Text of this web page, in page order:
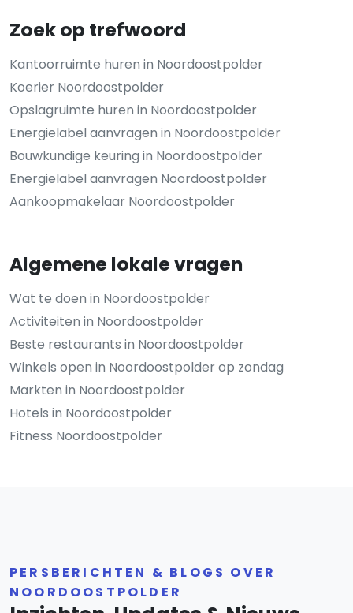
Zoek op trefwoord
Kantoorruimte huren in Noordoostpolder
Koerier Noordoostpolder
Opslagruimte huren in Noordoostpolder
Energielabel aanvragen in Noordoostpolder
Bouwkundige keuring in Noordoostpolder
Energielabel aanvragen Noordoostpolder
Aankoopmakelaar Noordoostpolder
Algemene lokale vragen
Wat te doen in Noordoostpolder
Activiteiten in Noordoostpolder
Beste restaurants in Noordoostpolder
Winkels open in Noordoostpolder op zondag
Markten in Noordoostpolder
Hotels in Noordoostpolder
Fitness Noordoostpolder
PERSBERICHTEN & BLOGS OVER
NOORDOOSTPOLDER